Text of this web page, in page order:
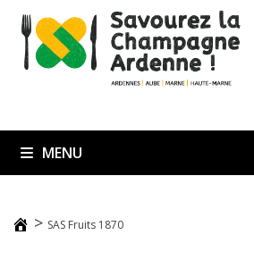
Passer
contenu
MENU
> SAS Fruits 1870